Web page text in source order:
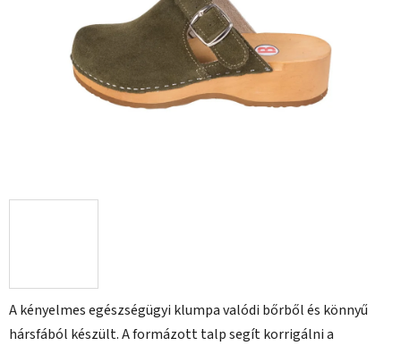
A kényelmes egészségügyi klumpa valódi bőrből és könnyű
hársfából készült. A formázott talp segít korrigálni a